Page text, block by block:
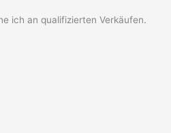
ich an qualifizierten Verkäufen.